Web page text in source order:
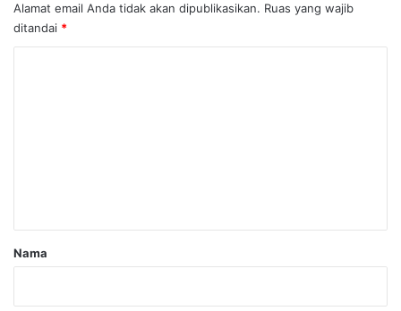
Alamat email Anda tidak akan dipublikasikan. Ruas yang wajib
ditandai *
r
Nama